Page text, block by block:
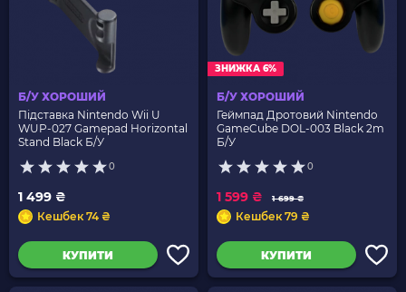
Б/У ХОРОШИЙ
Підставка Nintendo Wii U
WUP-027 Gamepad Horizontal
Stand Black Б/У
0
1 499 ₴
Кешбек 74 ₴
КУПИТИ
ЗНИЖКА 6%
Б/У ХОРОШИЙ
Геймпад Дротовий Nintendo
GameCube DOL-003 Black 2m
Б/У
0
1 699 ₴
1 599 ₴
Кешбек 79 ₴
КУПИТИ